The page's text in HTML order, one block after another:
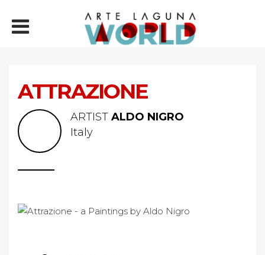
ATTRAZIONE
ARTIST ALDO NIGRO
Italy